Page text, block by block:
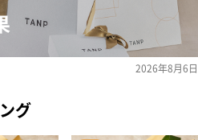
2026年8月6日
グ